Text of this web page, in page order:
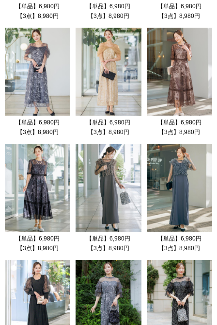
【単品】6,980円
【3点】8,980円
【単品】6,980円
【3点】8,980円
【単品】6,980円
【3点】8,980円
【単品】6,980円
【3点】8,980円
【単品】6,980円
【3点】8,980円
【単品】6,980円
【3点】8,980円
【単品】6,980円
【3点】8,980円
【単品】6,980円
【3点】8,980円
【単品】6,980円
【3点】8,980円